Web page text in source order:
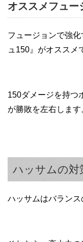
オススメフュー
フュージョンで強
ュ150』がオススメ
150ダメージを持つ
が勝敗を左右します
ハッサムの対
ハッサムはバランス